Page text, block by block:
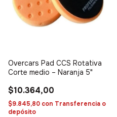
Overcars Pad CCS Rotativa
Corte medio – Naranja 5"
$10.364,00
$9.845,80 con Transferencia o
depósito